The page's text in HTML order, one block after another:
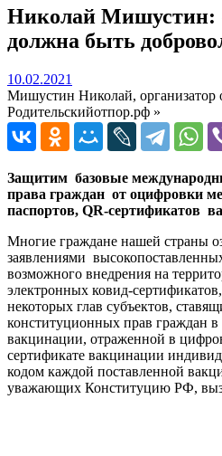
Николай Мишустин:
должна быть
10.02.2021
Мишустин Николай, организатор
Родительскийотпор.рф »
Защитим базовые
права граждан от оцифровки
паспортов, QR-сертификатов
Многие граждане нашей страны
заявлениями
возможного внедрения на
электронных ковид-
некоторых глав субъектов,
конституционных прав граждан в
вакцинации, отраженной в
сертификате вакцинации
кодом каждой поставленной
уважающих Конституцию РФ,